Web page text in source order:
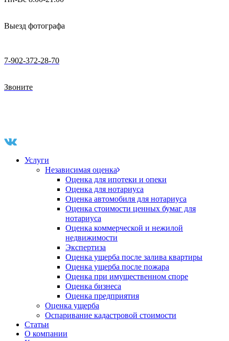
Выезд фотографа
7-902-372-28-70
Звоните
Услуги
Независимая оценка
Оценка для ипотеки и опеки
Оценка для нотариуса
Оценка автомобиля для нотариуса
Оценка стоимости ценных бумаг для
нотариуса
Оценка коммерческой и нежилой
недвижимости
Экспертиза
Оценка ущерба после залива квартиры
Оценка ущерба после пожара
Оценка при имущественном споре
Оценка бизнеса
Оценка предприятия
Оценка ущерба
Оспаривание кадастровой стоимости
Статьи
О компании